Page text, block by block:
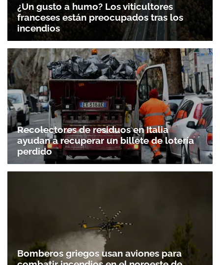
¿Un gusto a humo? Los viticultores
franceses están preocupados tras los
incendios
Recolectores de residuos en Italia
ayudan a recuperar un billete de lotería
perdido
Bomberos griegos usan aviones para